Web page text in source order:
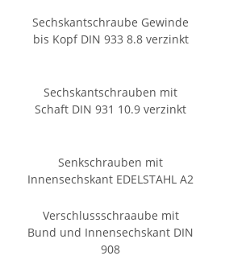
Sechskantschraube Gewinde
bis Kopf DIN 933 8.8 verzinkt
Sechskantschrauben mit
Schaft DIN 931 10.9 verzinkt
Senkschrauben mit
Innensechskant EDELSTAHL A2
Verschlussschraaube mit
Bund und Innensechskant DIN
908